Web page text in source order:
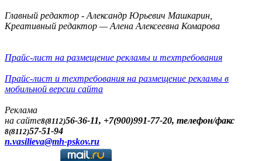
Главный редактор - Александр Юрьевич Машкарин,
Креативный редактор — Алена Алексеевна Комарова
Прайс-лист на размещение рекламы и техтребования
Прайс-лист и техтребования на размещение рекламы в
мобильной версии сайта
Реклама
на сайте8(8112)56-36-11, +7(900)991-77-20, телефон/факс
8(8112)57-51-94
n.vasilieva@mh-pskov.ru